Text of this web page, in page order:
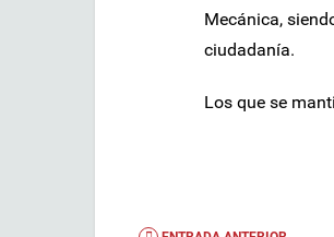
Mecánica,
ciudadanía.
Los que se